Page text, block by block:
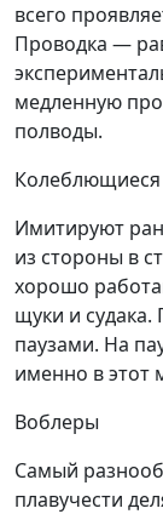
всего
Проводка —
медленную
полводы.
Колеблющиеся
Имитируют
из стороны в
хорошо
щуки и
паузами. На
именно в этот
Воблеры
Самый
плавучести